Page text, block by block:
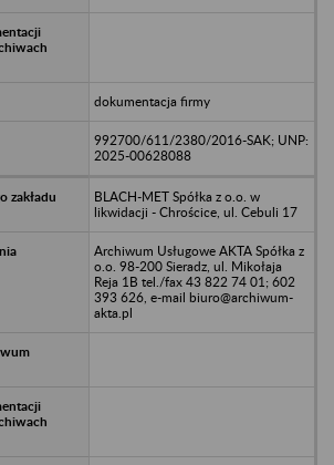
dokumentacja firmy
992700/611/2380/2016-SAK; UNP:
2025-00628088
BLACH-MET Spółka z o.o. w
likwidacji - Chrościce, ul. Cebuli 17
Archiwum Usługowe AKTA Spółka z
o.o. 98-200 Sieradz, ul. Mikołaja
Reja 1B tel./fax 43 822 74 01; 602
393 626, e-mail biuro@archiwum-
akta.pl